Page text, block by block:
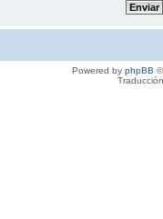
Powered by phpBB